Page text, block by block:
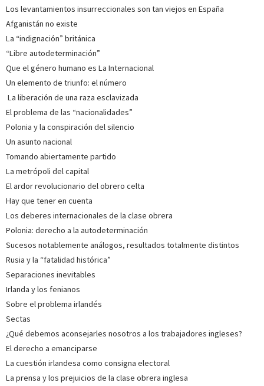
Los levantamientos insurreccionales son tan viejos en España
Afganistán no existe
La “indignación” británica
“Libre autodeterminación”
Que el género humano es La Internacional
Un elemento de triunfo: el número
La liberación de una raza esclavizada
El problema de las “nacionalidades”
Polonia y la conspiración del silencio
Un asunto nacional
Tomando abiertamente partido
La metrópoli del capital
El ardor revolucionario del obrero celta
Hay que tener en cuenta
Los deberes internacionales de la clase obrera
Polonia: derecho a la autodeterminación
Sucesos notablemente análogos, resultados totalmente distintos
Rusia y la “fatalidad histórica”
Separaciones inevitables
Irlanda y los fenianos
Sobre el problema irlandés
Sectas
¿Qué debemos aconsejarles nosotros a los trabajadores ingleses?
El derecho a emanciparse
La cuestión irlandesa como consigna electoral
La prensa y los prejuicios de la clase obrera inglesa